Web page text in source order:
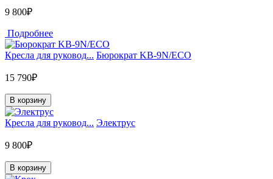
9 800₽
Подробнее
Кресла для руковод... Бюрократ KB-9N/ECO
15 790₽
В корзину
Кресла для руковод... Электрус
9 800₽
В корзину